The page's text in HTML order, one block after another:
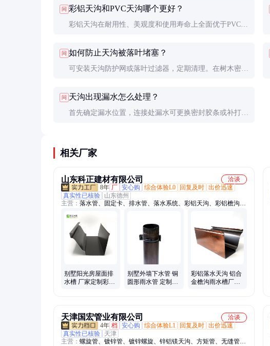
问 彩铝天沟和PVC天沟哪个更好？
彩铝天沟在耐用性、美观度和使用寿命上全面优于PVC，
命通常只有10-15年。
问 如何防止天沟被落叶堵塞？
可安装天沟防护网或落叶过滤器，定期清理。在树木密集
问 天沟出现漏水怎么处理？
首先确定漏水位置，连接处漏水可更换密封胶条或补打密
相关厂家
山东科正建材有限公司
洽谈
8年 厂 安心购 综合体验L0 回复及时 出价迅速
真实性已核验
山东德州
主营： 落水管、固定卡、排水管、落水系统、彩铝天沟、彩铝檐沟、
管、铝合金、下水管、雨水槽、雨水方管、纯铜雨水、室外排水、成
品檐沟、外墙排水、阳光房屋面、屋面集水槽、屋面排水槽、檐沟集
水槽、屋檐排水槽、屋檐集水槽
别墅阳光房屋面排
水槽 厂家定制彩铝
别墅外墙下水管 铜
圆形雨水管 定制落
彩铝落水天沟 铝合
金檐沟雨水槽厂家
天津国宏管业有限公司
洽谈
4年 档 安心购 综合体验L1 回复及时 出价迅速
真实性已核验
天津
主营： 螺旋管、镀锌管、镀锌螺旋、锌铝镁天沟、方矩管、无缝管、